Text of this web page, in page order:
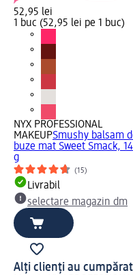
52,95 lei
1 buc (52,95 lei pe 1 buc)
NYX PROFESSIONAL
MAKEUPSmushy balsam
buze mat Sweet Smack, 14
g
(15)
Livrabil
selectare magazin dm
Alți clienți au